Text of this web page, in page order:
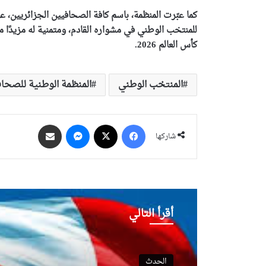
كما عبّرت المنظمة، باسم كافة الصحافيين الجزائريين،
للمنتخب الوطني في مشواره القادم، ومتمنية له
كأس العالم 2026.
المنتخب الوطني المنظمة الوطنية
شاركها
فيسبوك ماسنجر
أقرأ التالي
الحدث